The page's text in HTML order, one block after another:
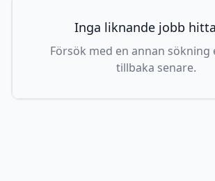
Inga liknande jobb
Försök med en annan sökning
tillbaka senare.